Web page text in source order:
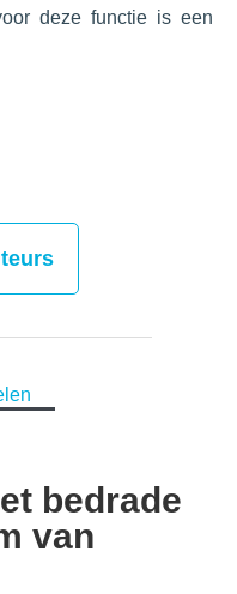
deze functie is een
bedrade
van